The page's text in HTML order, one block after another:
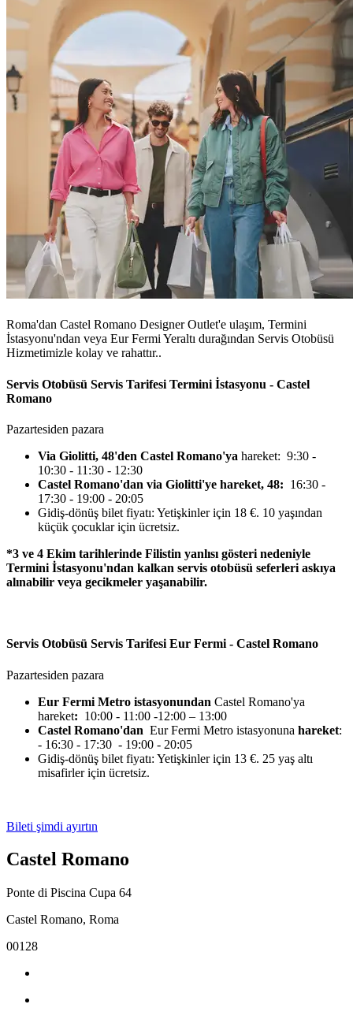
Roma'dan Castel Romano Designer Outlet'e ulaşım, Termini
İstasyonu'ndan veya Eur Fermi Yeraltı durağından Servis Otobüsü
Hizmetimizle kolay ve rahattır..
Servis Otobüsü Servis Tarifesi Termini İstasyonu - Castel
Romano
Pazartesiden pazara
Via Giolitti, 48'den Castel Romano'ya hareket: 9:30 -
10:30 - 11:30 - 12:30
Castel Romano'dan via Giolitti'ye hareket, 48: 16:30 -
17:30 - 19:00 - 20:05
Gidiş-dönüş bilet fiyatı: Yetişkinler için 18 €. 10 yaşından
küçük çocuklar için ücretsiz.
*3 ve 4 Ekim tarihlerinde Filistin yanlısı gösteri nedeniyle
Termini İstasyonu'ndan kalkan servis otobüsü seferleri askıya
alınabilir veya gecikmeler yaşanabilir.
Servis Otobüsü Servis Tarifesi Eur Fermi - Castel Romano
Pazartesiden pazara
Eur Fermi Metro istasyonundan Castel Romano'ya
hareket: 10:00 - 11:00 -12:00 – 13:00
Castel Romano'dan Eur Fermi Metro istasyonuna hareket:
- 16:30 - 17:30 - 19:00 - 20:05
Gidiş-dönüş bilet fiyatı: Yetişkinler için 13 €. 25 yaş altı
misafirler için ücretsiz.
Bileti şimdi ayırtın
Castel Romano
Ponte di Piscina Cupa 64
Castel Romano, Roma
00128